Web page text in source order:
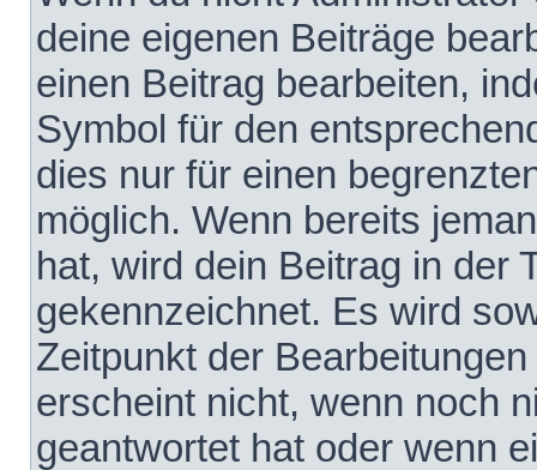
deine eigenen Beiträge
einen Beitrag bearbeiten,
Symbol für den
dies nur für einen
möglich. Wenn bereits
hat, wird dein Beitrag in der
gekennzeichnet. Es wird
Zeitpunkt der
erscheint nicht, wenn noch
geantwortet hat oder wenn